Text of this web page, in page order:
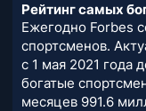
Рейтинг самых
Ежегодно Forbes
спортсменов.
с 1 мая 2021 года
богатые
месяцев 991.6